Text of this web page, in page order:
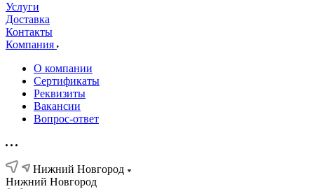
Услуги
Доставка
Контакты
Компания
О компании
Сертификаты
Реквизиты
Вакансии
Вопрос-ответ
Нижний Новгород
Нижний Новгород